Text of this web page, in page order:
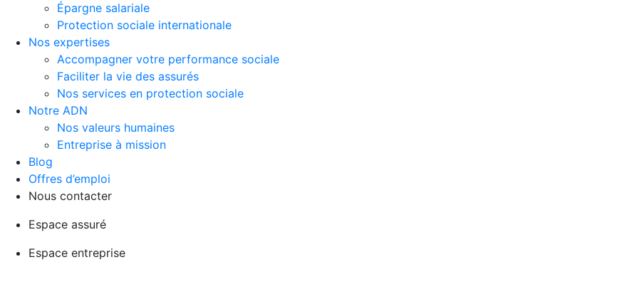
Épargne salariale
Protection sociale internationale
Nos expertises
Accompagner votre performance sociale
Faciliter la vie des assurés
Nos services en protection sociale
Notre ADN
Nos valeurs humaines
Entreprise à mission
Blog
Offres d’emploi
Nous contacter
Espace assuré
Espace entreprise